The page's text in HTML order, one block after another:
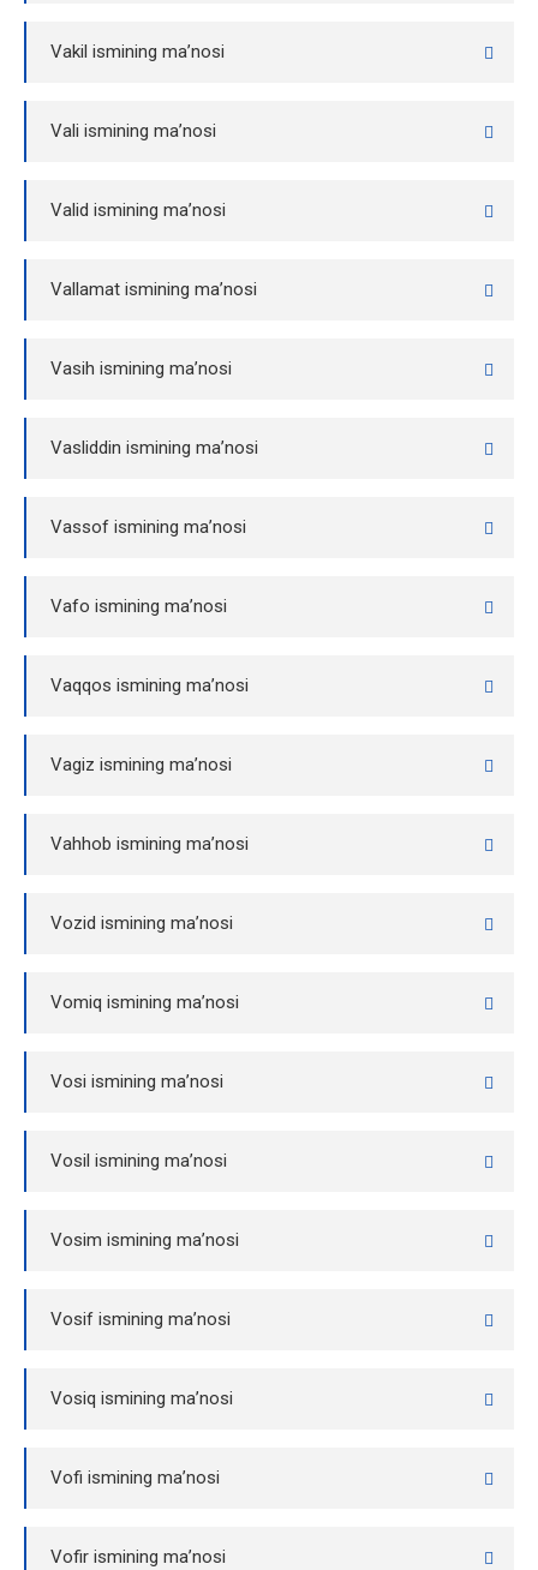
Vakil ismining ma’nosi
Vali ismining ma’nosi
Valid ismining ma’nosi
Vallamat ismining ma’nosi
Vasih ismining ma’nosi
Vasliddin ismining ma’nosi
Vassof ismining ma’nosi
Vafo ismining ma’nosi
Vaqqos ismining ma’nosi
Vagiz ismining ma’nosi
Vahhob ismining ma’nosi
Vozid ismining ma’nosi
Vomiq ismining ma’nosi
Vosi ismining ma’nosi
Vosil ismining ma’nosi
Vosim ismining ma’nosi
Vosif ismining ma’nosi
Vosiq ismining ma’nosi
Vofi ismining ma’nosi
Vofir ismining ma’nosi